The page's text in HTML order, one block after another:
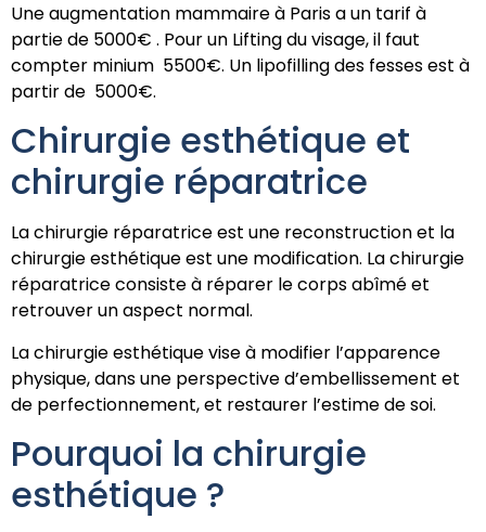
Une augmentation mammaire à Paris a un tarif à
partie de 5000€ . Pour un Lifting du visage, il faut
compter minium 5500€. Un lipofilling des fesses est à
partir de 5000€.
Chirurgie esthétique et
chirurgie réparatrice
La chirurgie réparatrice est une reconstruction et la
chirurgie esthétique est une modification. La chirurgie
réparatrice consiste à réparer le corps abîmé et
retrouver un aspect normal.
La chirurgie esthétique vise à modifier l’apparence
physique, dans une perspective d’embellissement et
de perfectionnement, et restaurer l’estime de soi.
Pourquoi la chirurgie
esthétique ?